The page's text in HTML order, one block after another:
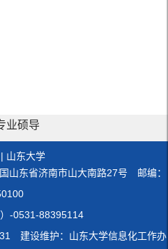
业硕导
| 山东大学
东省济南市山大南路27号 邮编：
-0531-88395114
建设维护：山东大学信息化工作办